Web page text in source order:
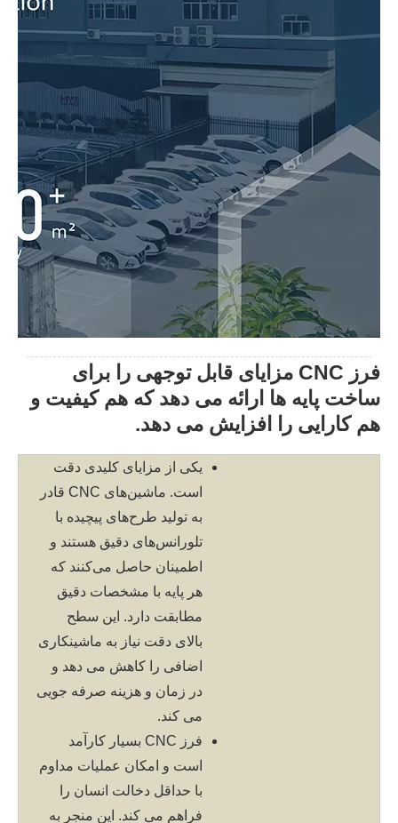
فرز CNC مزایای قابل توجهی را برای
ساخت پایه ها ارائه می دهد که هم کیفیت و
هم کارایی را افزایش می دهد.
یکی از مزایای کلیدی دقت
است. ماشین‌های CNC قادر
به تولید طرح‌های پیچیده با
تلورانس‌های دقیق هستند و
اطمینان حاصل می‌کنند که
هر پایه با مشخصات دقیق
مطابقت دارد. این سطح
بالای دقت نیاز به ماشینکاری
اضافی را کاهش می دهد و
در زمان و هزینه صرفه جویی
می کند.
فرز CNC بسیار کارآمد
است و امکان عملیات مداوم
با حداقل دخالت انسان را
فراهم می کند. این منجر به